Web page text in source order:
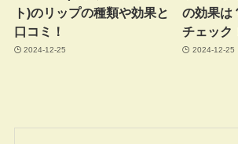
ト)のリップの種類や効果と
口コミ！
2024-12-25
の効果は
チェック
2024-12-25